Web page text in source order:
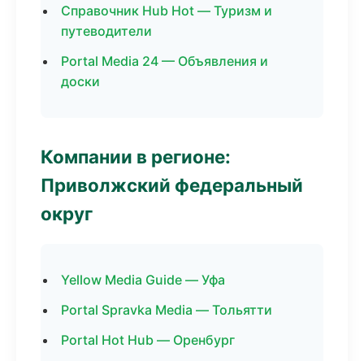
Справочник Hub Hot — Туризм и
путеводители
Portal Media 24 — Объявления и
доски
Компании в регионе:
Приволжский федеральный
округ
Yellow Media Guide — Уфа
Portal Spravka Media — Тольятти
Portal Hot Hub — Оренбург